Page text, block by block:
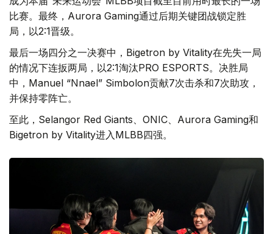
比赛。最终，Aurora Gaming通过后期关键团战锁定胜
局，以2:1晋级。
最后一场四分之一决赛中，Bigetron by Vitality在先失一局
的情况下连扳两局，以2:1淘汰PRO ESPORTS。决胜局
中，Manuel “Nnael” Simbolon贡献7次击杀和7次助攻，
并保持零阵亡。
至此，Selangor Red Giants、ONIC、Aurora Gaming和
Bigetron by Vitality进入MLBB四强。